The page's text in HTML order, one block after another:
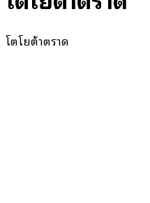
โตโยต้าตราด